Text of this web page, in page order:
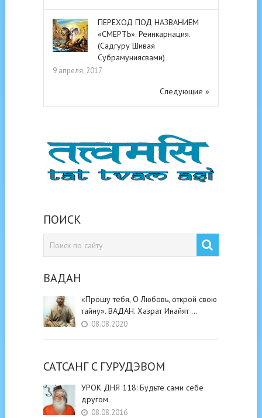
ПЕРЕХОД ПОД НАЗВАНИЕМ
«СМЕРТЬ». Реинкарнация.
(Садгуру Шивая
Субрамуниясвами)
9 апреля, 2017
Следующие »
ПОИСК
ВАДАН
«Прошу тебя, О Любовь, открой свою
тайну». ВАДАН. Хазрат Инайят …
08.08.2020
САТСАНГ C ГУРУДЭВОМ
УРОК ДНЯ 118: Будьте cами cебе
другом.
08.08.2016